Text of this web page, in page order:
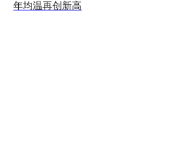
年均温再创新高